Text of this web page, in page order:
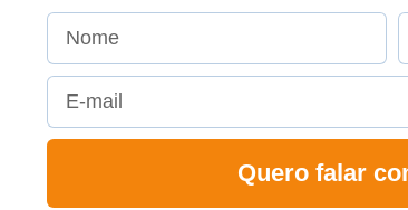
Quero falar